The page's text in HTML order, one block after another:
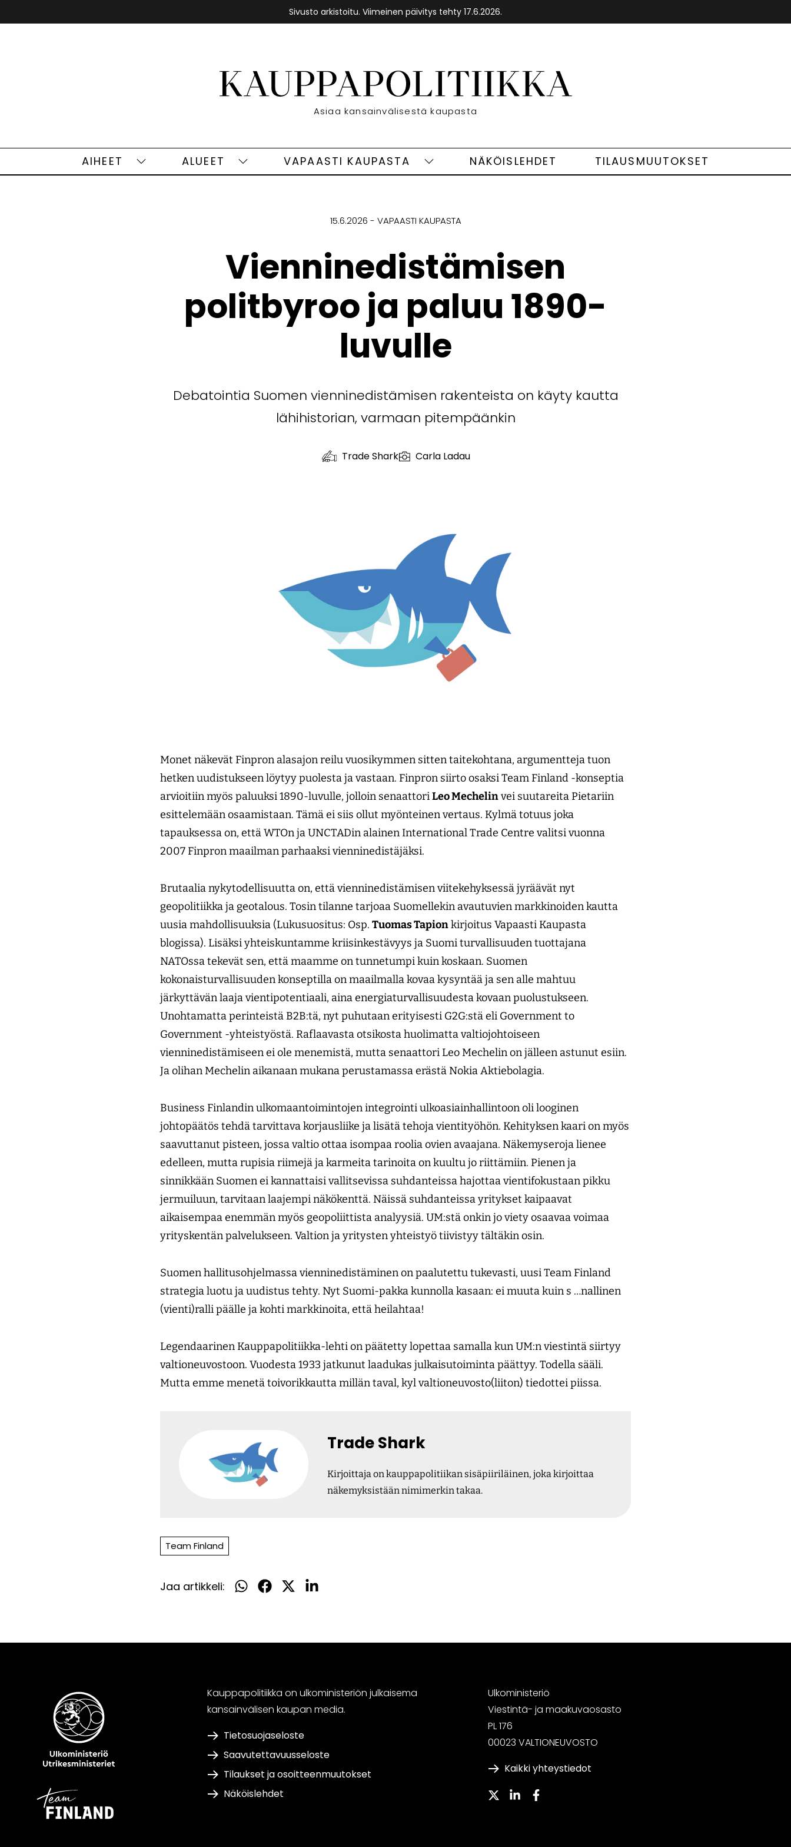
Sivusto arkistoitu. Viimeinen päivitys tehty 17.6.2026.
Etusivu
Asiaa kansainvälisestä kaupasta
AIHEET
Aiheet
ALUEET
Alueet
VAPAASTI KAUPASTA
VapaastiNÄKÖISLEHDET TILAUSMUUTOKSET
15.6.2026 VAPAASTI KAUPASTA
Vienninedistämisen
politbyroo ja paluu 1890-
luvulle
Debatointia Suomen vienninedistämisen rakenteista on käyty kautta
lähihistorian, varmaan pitempäänkin
Trade Shark Carla Ladau
Monet näkevät Finpron alasajon reilu vuosikymmen sitten taitekohtana, argumentteja tuon
hetken uudistukseen löytyy puolesta ja vastaan. Finpron siirto osaksi Team Finland -konseptia
arvioitiin myös paluuksi 1890-luvulle, jolloin senaattoriLeo Mechelinvei suutareita Pietariin
esittelemään osaamistaan. Tämä ei siis ollut myönteinen vertaus. Kylmä totuus joka
tapauksessa on, että WTOn ja UNCTADin alainen International Trade Centre valitsi vuonna
2007 Finpron maailman parhaaksi vienninedistäjäksi.
Brutaalia nykytodellisuutta on, että vienninedistämisen viitekehyksessä jyräävät nyt
geopolitiikka ja geotalous. Tosin tilanne tarjoaa Suomellekin avautuvien markkinoiden kautta
uusia mahdollisuuksia (Lukusuositus: Osp. Tuomas Tapionkirjoitus Vapaasti Kaupasta
blogissa). Lisäksi yhteiskuntamme kriisinkestävyys ja Suomi turvallisuuden tuottajana
NATOssa tekevät sen, että maamme on tunnetumpi kuin koskaan. Suomen
kokonaisturvallisuuden konseptilla on maailmalla kovaa kysyntää ja sen alle mahtuu
järkyttävän laaja vientipotentiaali, aina energiaturvallisuudesta kovaan puolustukseen.
Unohtamatta perinteistä B2B:tä, nyt puhutaan erityisesti G2G:stä eli Government to
Government -yhteistyöstä. Raflaavasta otsikosta huolimatta valtiojohtoiseen
vienninedistämiseen ei ole menemistä, mutta senaattori Leo Mechelin on jälleen astunut esiin.
Ja olihan Mechelin aikanaan mukana perustamassa erästä Nokia Aktiebolagia.
Business Finlandin ulkomaantoimintojen integrointi ulkoasiainhallintoon oli looginen
johtopäätös tehdä tarvittava korjausliike ja lisätä tehoja vientityöhön. Kehityksen kaari on myös
saavuttanut pisteen, jossa valtio ottaa isompaa roolia ovien avaajana. Näkemys­eroja lienee
edelleen, mutta rupisia riimejä ja karmeita tarinoita on kuultu jo riittämiin. Pienen ja
sinnikkään Suomen ei kannattaisi vallitsevissa suhdanteissa hajottaa vientifokustaan pikku
jermuiluun, tarvitaan laajempi näkökenttä. Näissä suhdanteissa yritykset kaipaavat
aikaisempaa enemmän myös geopoliittista analyysiä. UM:stä onkin jo viety osaavaa voimaa
yrityskentän palvelukseen. Valtion ja yritysten yhteistyö tiivistyy tältäkin osin.
Suomen hallitusohjelmassa vienninedistäminen on paalutettu tukevasti, uusi Team Finland
strategia luotu ja uudistus tehty. Nyt Suomi-pakka kunnolla kasaan: ei muuta kuin s …nallinen
(vienti)ralli päälle ja kohti markkinoita, että heilahtaa!
Legendaarinen Kauppapolitiikka-lehti on päätetty lopettaa samalla kun UM:n viestintä siirtyy
valtioneuvostoon. Vuodesta 1933 jatkunut laadukas julkaisutoiminta päättyy. Todella sääli.
Mutta emme menetä toivorikkautta millän taval, kyl valtioneuvosto(liiton) tiedottei piissa.
Trade Shark
Kirjoittaja on kauppapolitiikan sisäpiiriläinen, joka kirjoittaa
näkemyksistään nimimerkin takaa.
Team Finland
Jaa artikkeli:
Jaa
Jaa
Jaa
Jaa
Kauppapolitiikka on ulkoministeriön julkaisema
kansainvälisen kaupan media.
Tietosuojaseloste
Saavutettavuusseloste
Tilaukset ja osoitteenmuutokset
Näköislehdet
Ulkoministeriö
Viestintä- ja maakuvaosasto
PL 176
00023 VALTIONEUVOSTO
Kaikki yhteystiedot